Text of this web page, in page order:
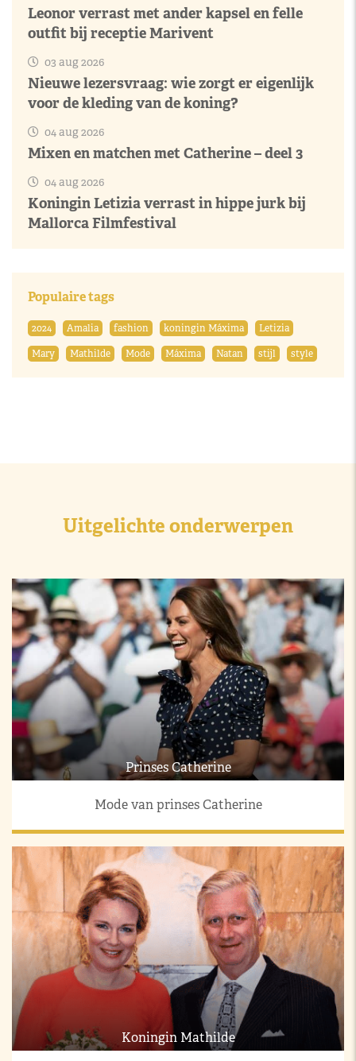
Leonor verrast met ander kapsel en felle
outfit bij receptie Marivent
03 aug 2026
Nieuwe lezersvraag: wie zorgt er eigenlijk
voor de kleding van de koning?
04 aug 2026
Mixen en matchen met Catherine – deel 3
04 aug 2026
Koningin Letizia verrast in hippe jurk bij
Mallorca Filmfestival
Populaire tags
2024 Amalia fashion koningin Máxima
Letizia
Mary
Mathilde Mode Máxima Natan stijl style
Uitgelichte onderwerpen
Prinses Catherine
Mode van prinses Catherine
Koningin Mathilde